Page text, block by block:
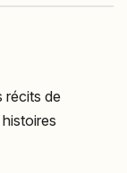
récits de